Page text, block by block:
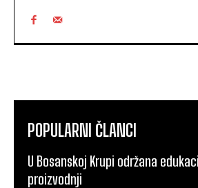
POPULARNI ČLANCI
U Bosanskoj Krupi održana
proizvodnji